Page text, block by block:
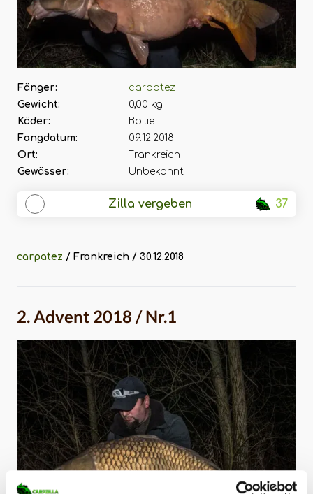
Fänger:
carpatez
Gewicht:
0,00 kg
Köder:
Boilie
Fangdatum:
09.12.2018
Ort:
Frankreich
Gewässer:
Unbekannt
Zilla vergeben 37
carpatez / Frankreich / 30.12.2018
2. Advent 2018 / Nr.1